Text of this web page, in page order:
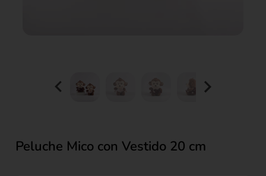
Peluche Mico con Vestido 20 cm